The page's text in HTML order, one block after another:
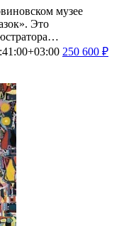
музее
Это
250 600 ₽